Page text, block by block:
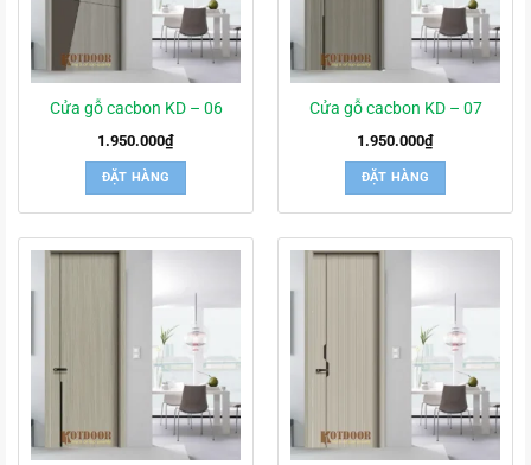
Cửa gỗ cacbon KD – 06
1.950.000₫
ĐẶT HÀNG
Cửa gỗ cacbon KD – 07
1.950.000₫
ĐẶT HÀNG